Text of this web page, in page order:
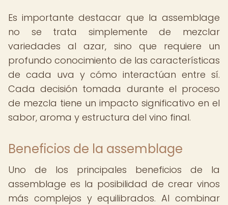
Es importante destacar que la assemblage
no se trata simplemente de mezclar
variedades al azar, sino que requiere un
profundo conocimiento de las características
de cada uva y cómo interactúan entre sí.
Cada decisión tomada durante el proceso
de mezcla tiene un impacto significativo en el
sabor, aroma y estructura del vino final.
Beneficios de la assemblage
Uno de los principales beneficios de la
assemblage es la posibilidad de crear vinos
más complejos y equilibrados. Al combinar